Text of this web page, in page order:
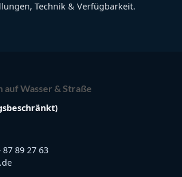
Technik & Verfügbarkeit.
auf Wasser & Straße
87 89 27 63